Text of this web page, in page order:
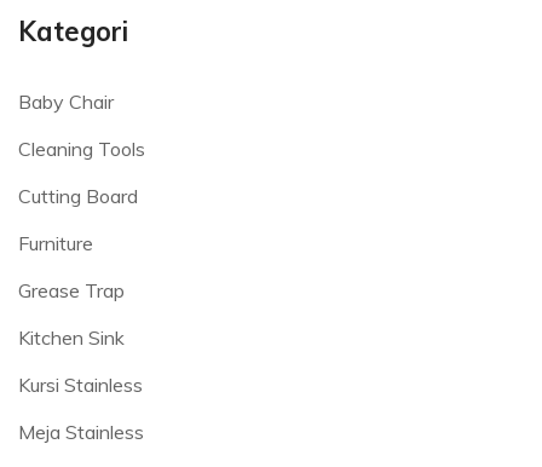
Kategori
Baby Chair
Cleaning Tools
Cutting Board
Furniture
Grease Trap
Kitchen Sink
Kursi Stainless
Meja Stainless